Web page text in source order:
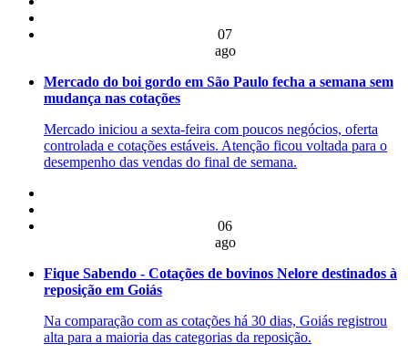
07
ago
Mercado do boi gordo em São Paulo fecha a semana sem
mudança nas cotações
Mercado iniciou a sexta-feira com poucos negócios, oferta
controlada e cotações estáveis. Atenção ficou voltada para o
desempenho das vendas do final de semana.
06
ago
Fique Sabendo - Cotações de bovinos Nelore destinados à
reposição em Goiás
Na comparação com as cotações há 30 dias, Goiás registrou
alta para a maioria das categorias da reposição.